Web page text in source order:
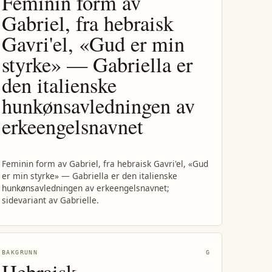
Gabriel, fra hebraisk
Gavri'el, «Gud er min
styrke» — Gabriella er
den italienske
hunkønsavledningen av
erkeengelsnavnet
Feminin form av Gabriel, fra hebraisk Gavri'el, «Gud
er min styrke» — Gabriella er den italienske
hunkønsavledningen av erkeengelsnavnet;
sidevariant av Gabrielle.
BAKGRUNN G